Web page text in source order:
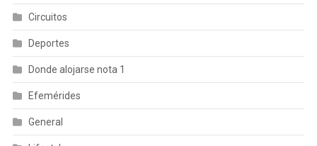
Circuitos
Deportes
Donde alojarse nota 1
Efemérides
General